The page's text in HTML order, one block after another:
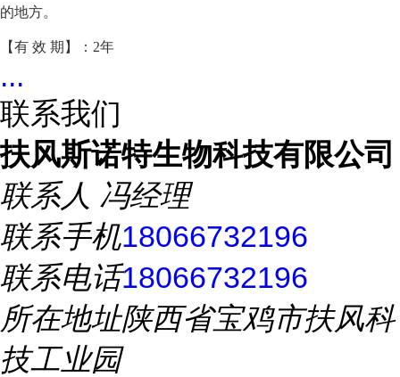
的地方。
【有 效 期】：2年
...
联系我们
扶风斯诺特生物科技有限公司
联系人 冯经理
联系手机18066732196
联系电话18066732196
所在地址陕西省宝鸡市扶风科
技工业园